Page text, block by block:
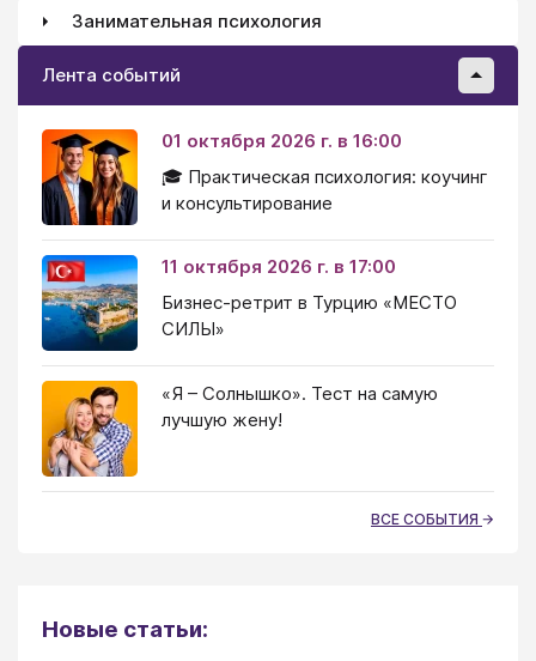
Занимательная психология
Лента событий
01 октября 2026 г. в 16:00
🎓 Практическая психология: коучинг
и консультирование
11 октября 2026 г. в 17:00
Бизнес-ретрит в Турцию «МЕСТО
СИЛЫ»
«Я – Солнышко». Тест на самую
лучшую жену!
ВСЕ СОБЫТИЯ
Новые статьи: